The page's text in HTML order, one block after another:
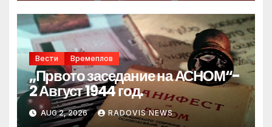
Вести Времеплов
„Првото заседание на АСНОМ“-
2 Август 1944 год.
AUG 2, 2026 RADOVIS NEWS